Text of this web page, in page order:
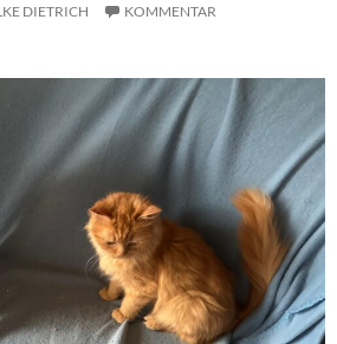
DIETRICH
KOMMENTAR